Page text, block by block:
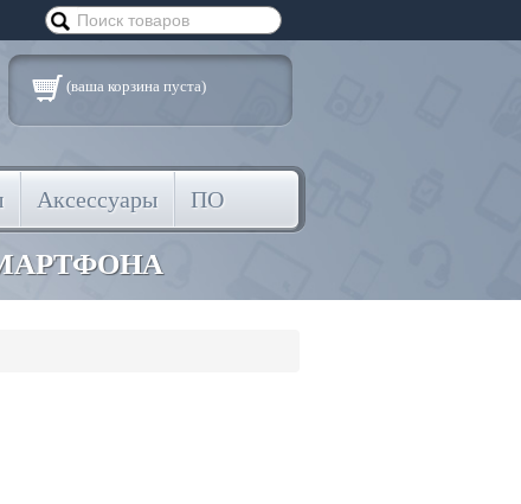
(ваша корзина пуста)
Аксессуары ПО